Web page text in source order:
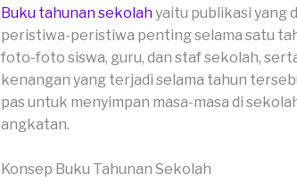
Buku tahunan sekolahyaitu publikasi yang
peristiwa-peristiwa penting selama satu
foto-foto siswa, guru, dan staf sekolah,
kenangan yang terjadi selama tahun
pas untuk menyimpan masa-masa di
angkatan.
Konsep Buku Tahunan Sekolah